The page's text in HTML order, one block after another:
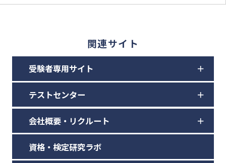
関連サイト
受験者専用サイト
テストセンター
会社概要・リクルート
資格・検定研究ラボ